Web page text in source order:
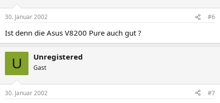
30. Januar 2002 #6
Ist denn die Asus V8200 Pure auch gut ?
U Unregistered
Gast
30. Januar 2002 #7